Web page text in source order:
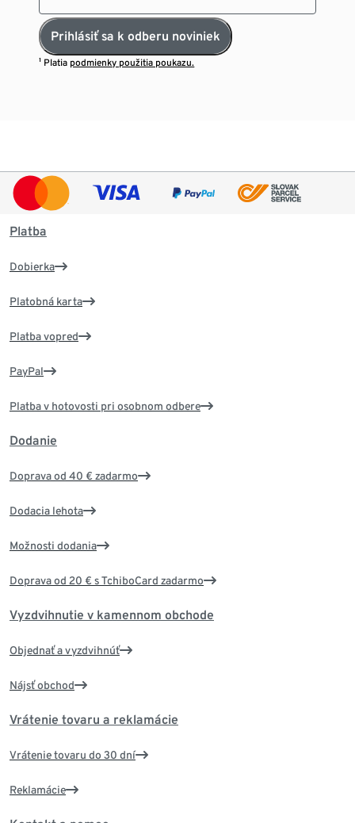
Prihlásiť sa k odberu noviniek
¹ Platia podmienky použitia poukazu.
Platba
Dobierka
Platobná karta
Platba vopred
PayPal
Platba v hotovosti pri osobnom odbere
Dodanie
Doprava od 40 € zadarmo
Dodacia lehota
Možnosti dodania
Doprava od 20 € s TchiboCard zadarmo
Vyzdvihnutie v kamennom obchode
Objednať a vyzdvihnúť
Nájsť obchod
Vrátenie tovaru a reklamácie
Vrátenie tovaru do 30 dní
Reklamácie